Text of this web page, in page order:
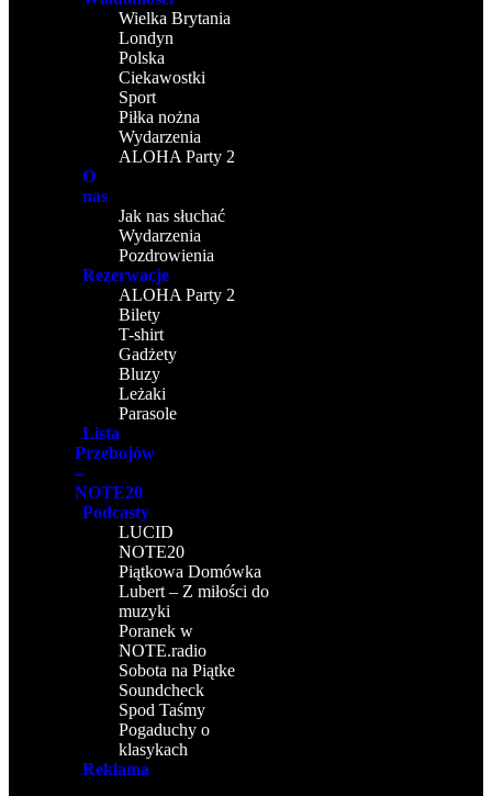
Wielka Brytania
Londyn
Polska
Ciekawostki
Sport
Piłka nożna
Wydarzenia
ALOHA Party 2
O
nas
Jak nas słuchać
Wydarzenia
Pozdrowienia
Rezerwacje
ALOHA Party 2
Bilety
T-shirt
Gadżety
Bluzy
Leżaki
Parasole
Lista
Przebojów
–
NOTE20
Podcasty
LUCID
NOTE20
Piątkowa Domówka
Lubert – Z miłości do
muzyki
Poranek w
NOTE.radio
Sobota na Piątke
Soundcheck
Spod Taśmy
Pogaduchy o
klasykach
Reklama